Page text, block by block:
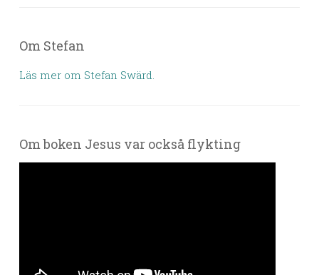
Om Stefan
Läs mer om Stefan Swärd.
Om boken Jesus var också flykting